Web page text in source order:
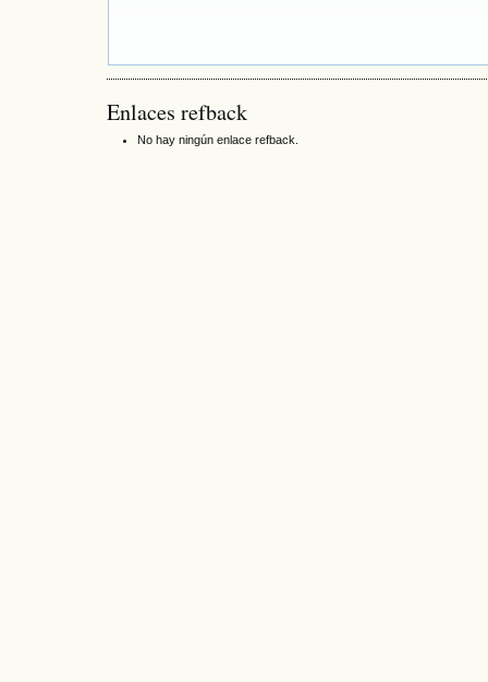
Enlaces refback
No hay ningún enlace refback.